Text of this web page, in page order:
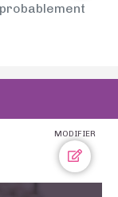
MODIFIER